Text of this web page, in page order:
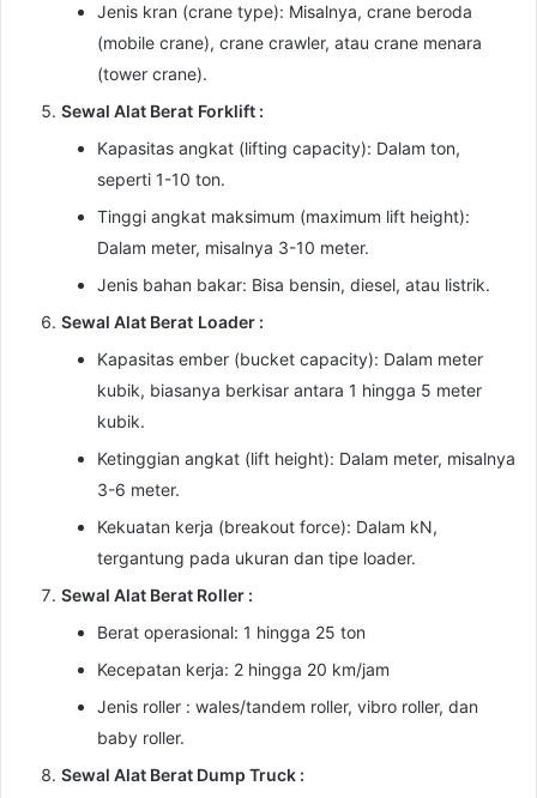
Jenis kran (crane type): Misalnya, crane beroda
(mobile crane), crane crawler, atau crane menara
(tower crane).
Sewal Alat Berat Forklift :
Kapasitas angkat (lifting capacity): Dalam ton,
seperti 1-10 ton.
Tinggi angkat maksimum (maximum lift height):
Dalam meter, misalnya 3-10 meter.
Jenis bahan bakar: Bisa bensin, diesel, atau listrik.
Sewal Alat Berat Loader :
Kapasitas ember (bucket capacity): Dalam meter
kubik, biasanya berkisar antara 1 hingga 5 meter
kubik.
Ketinggian angkat (lift height): Dalam meter, misalnya
3-6 meter.
Kekuatan kerja (breakout force): Dalam kN,
tergantung pada ukuran dan tipe loader.
Sewal Alat Berat Roller :
Berat operasional: 1 hingga 25 ton
Kecepatan kerja: 2 hingga 20 km/jam
Jenis roller : wales/tandem roller, vibro roller, dan
baby roller.
Sewal Alat Berat Dump Truck :